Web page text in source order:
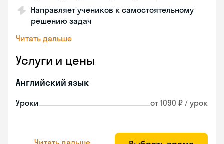
Направляет учеников к самостоятельному
решению задач
Читать дальше
Услуги и цены
Английский язык
Уроки от 1090 ₽ / урок
Читать дальше